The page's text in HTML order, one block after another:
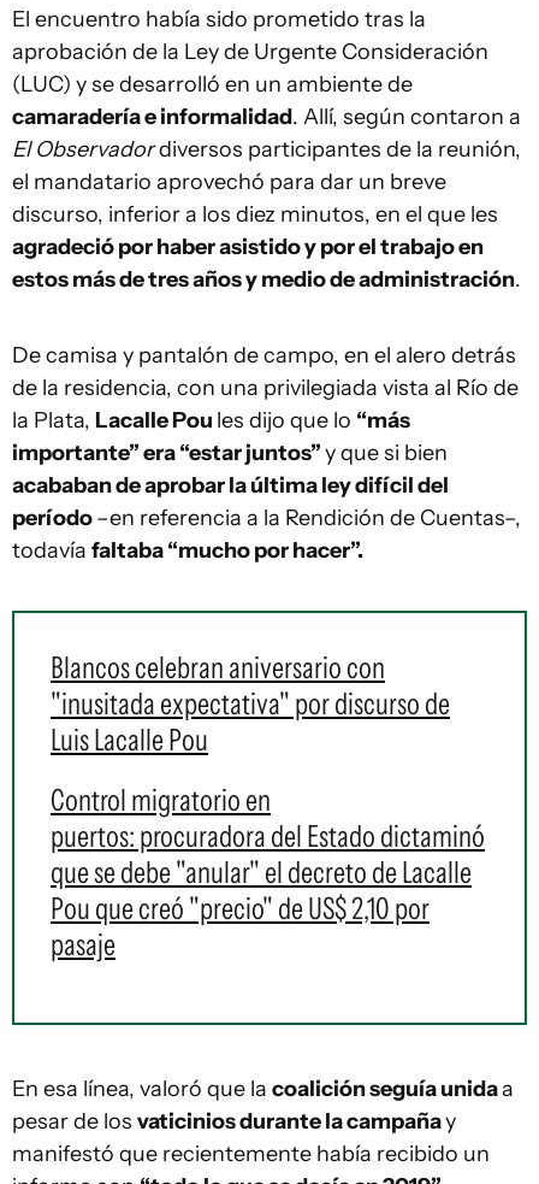
El encuentro había sido prometido tras la
aprobación de la Ley de Urgente Consideración
(LUC) y se desarrolló en un ambiente de
camaradería e informalidad. Allí, según contaron a
El Observadordiversos participantes de la reunión,
el mandatario aprovechó para dar un breve
discurso, inferior a los diez minutos, en el que les
agradeció por haber asistido y por el trabajo en
estos más de tres años y medio de administración.
De camisa y pantalón de campo, en el alero detrás
de la residencia, con una privilegiada vista al Río de
la Plata, Lacalle Pou les dijo que lo “más
importante” era “estar juntos”y que si bien
acababan de aprobar la última ley difícil del
período–en referencia a la Rendición de Cuentas–,
todavía faltaba “mucho por hacer”.
Blancos celebran aniversario con
"inusitada expectativa" por discurso de
Luis Lacalle Pou
Control migratorio en
puertos: procuradora del Estado dictaminó
que se debe "anular" el decreto de Lacalle
Pou que creó "precio" de US$ 2,10 por
pasaje
En esa línea, valoró que la coalición seguía unidaa
pesar de los vaticinios durante la campañay
manifestó que recientemente había recibido un